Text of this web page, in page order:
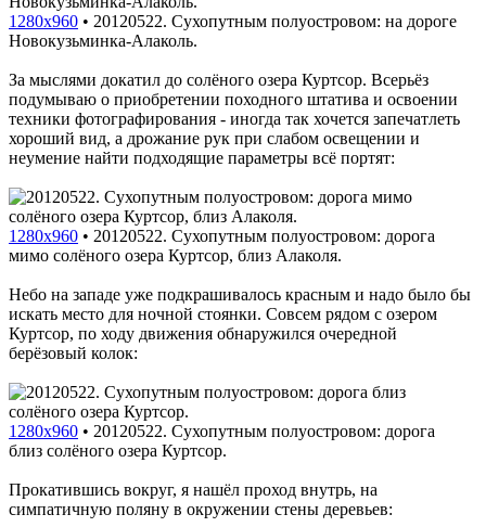
1280x960 • 20120522. Сухопутным полуостровом: на дороге
Новокузьминка-Алаколь.
За мыслями докатил до солёного озера Куртсор. Всерьёз
подумываю о приобретении походного штатива и освоении
техники фотографирования - иногда так хочется запечатлеть
хороший вид, а дрожание рук при слабом освещении и
неумение найти подходящие параметры всё портят:
1280x960 • 20120522. Сухопутным полуостровом: дорога
мимо солёного озера Куртсор, близ Алаколя.
Небо на западе уже подкрашивалось красным и надо было бы
искать место для ночной стоянки. Совсем рядом с озером
Куртсор, по ходу движения обнаружился очередной
берёзовый колок:
1280x960 • 20120522. Сухопутным полуостровом: дорога
близ солёного озера Куртсор.
Прокатившись вокруг, я нашёл проход внутрь, на
симпатичную поляну в окружении стены деревьев: